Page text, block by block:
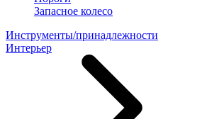
Запасное колесо
Инструменты/принадлежности
Интерьер